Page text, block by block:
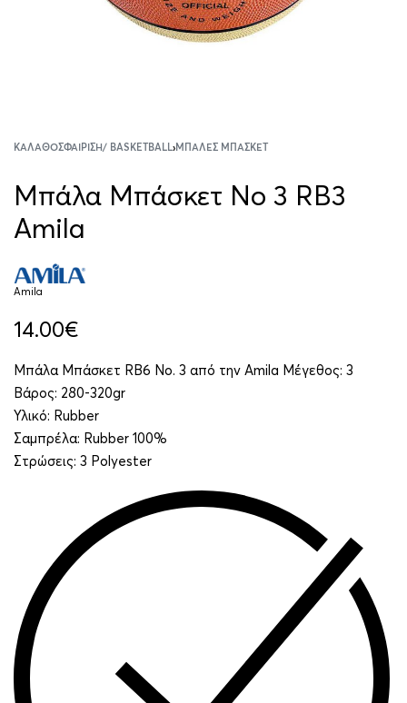
ΚΑΛΑΘΟΣΦΑΊΡΙΣΗ/ BASKETBALL›ΜΠΆΛΕΣ ΜΠΆΣΚΕΤ
Μπάλα Μπάσκετ No 3 RB3
Amila
Amila
14.00€
Μπάλα Μπάσκετ RB6 No. 3 από την Amila Μέγεθος: 3
Βάρος: 280-320gr
Υλικό: Rubber
Σαμπρέλα: Rubber 100%
Στρώσεις: 3 Polyester